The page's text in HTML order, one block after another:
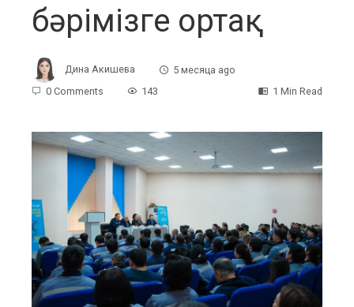
бәрімізге ортақ
Дина Акишева
5 месяца ago
0 Comments
143 1 Min Read